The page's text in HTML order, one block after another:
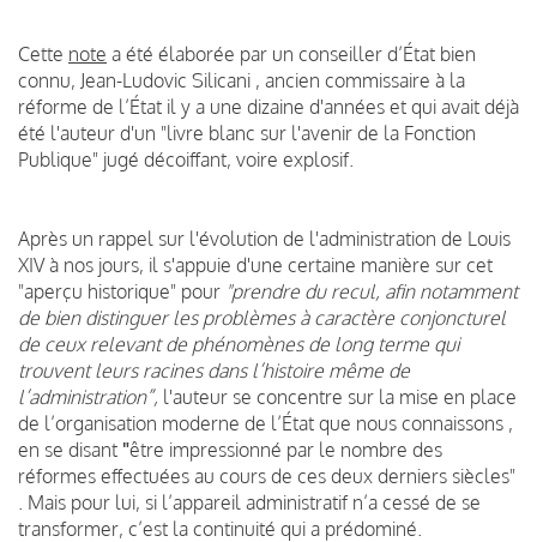
Cette note a été élaborée par un conseiller d’État bien
connu, Jean-Ludovic Silicani , ancien commissaire à la
réforme de l’État il y a une dizaine d'années et qui avait déjà
été l'auteur d'un "livre blanc sur l'avenir de la Fonction
Publique" jugé décoiffant, voire explosif.
Après un rappel sur l'évolution de l'administration de Louis
XIV à nos jours, il s'appuie d'une certaine manière sur cet
"aperçu historique" pour "prendre du recul, afin notamment
de bien distinguer les problèmes à caractère conjoncturel
de ceux relevant de phénomènes de long terme qui
trouvent leurs racines dans l’histoire même de
l’administration”, l'auteur se concentre sur la mise en place
de l’organisation moderne de l’État que nous connaissons ,
en se disant "être impressionné par le nombre des
réformes effectuées au cours de ces deux derniers siècles"
. Mais pour lui, si l’appareil administratif n’a cessé de se
transformer, c’est la continuité qui a prédominé.